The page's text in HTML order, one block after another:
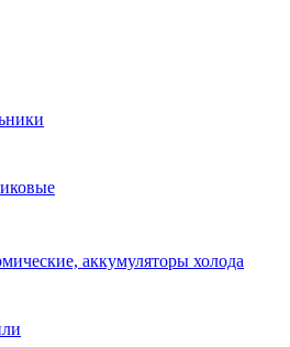
аккумуляторы холода